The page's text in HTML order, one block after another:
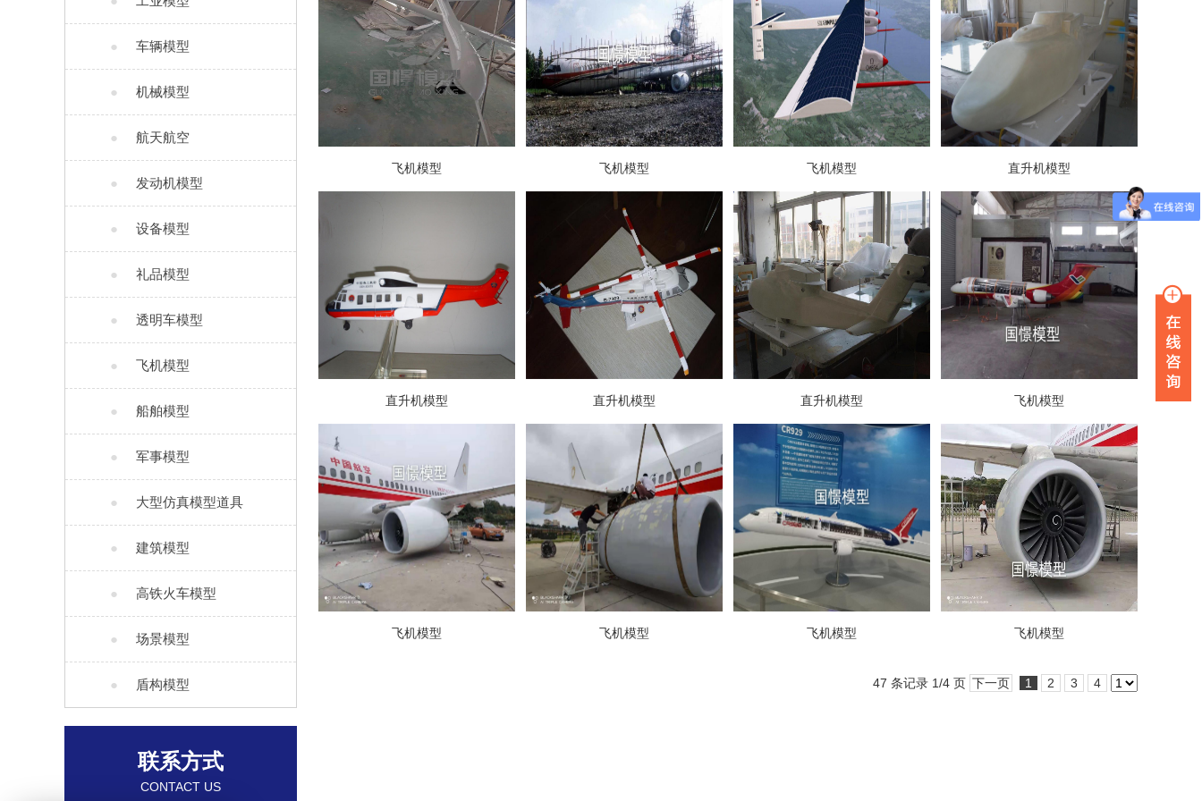
● 车辆模型
● 机械模型
● 航天航空
● 发动机模型
● 设备模型
● 礼品模型
● 透明车模型
● 飞机模型
● 船舶模型
● 军事模型
● 大型仿真模型道具
● 建筑模型
● 高铁火车模型
● 场景模型
● 盾构模型
联系方式
CONTACT US
飞机模型 飞机模型 飞机模型 直升机模型
直升机模型 直升机模型 直升机模型 飞机模型
飞机模型 飞机模型 飞机模型 飞机模型
47 条记录 1/4 页 下一页 1 2 3 4